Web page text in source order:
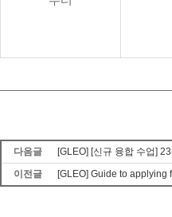
다음글
[GLEO] [신규 융합 수업]
이전글
[GLEO] Guide to